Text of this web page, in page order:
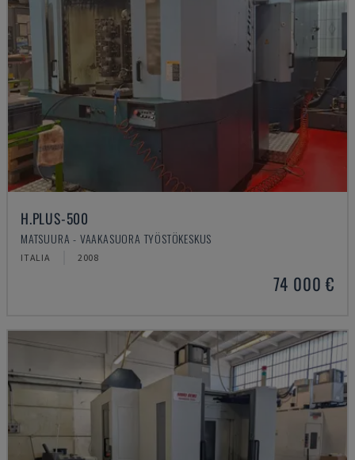
H.PLUS-500
MATSUURA - VAAKASUORA TYÖSTÖKESKUS
ITALIA 2008
74 000 €